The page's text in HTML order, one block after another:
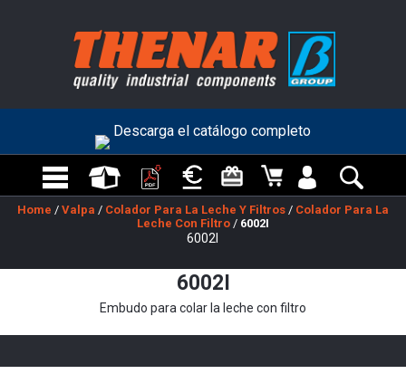
Descarga el catálogo completo
Home / Valpa / Colador Para La Leche Y Filtros/ Colador Para La
Leche Con Filtro/ 6002I
6002I
6002I
Embudo para colar la leche con filtro